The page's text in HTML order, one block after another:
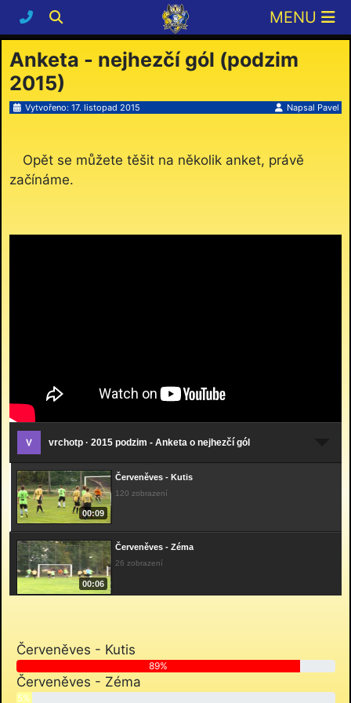
Anketa - nejhezčí gól (podzim
2015)
Napsal Pavel
Vytvořeno: 17. listopad 2015
Opět se můžete těšit na několik anket, právě
začínáme.
vrchotp · 2015 podzim - Anketa o nejhezčí gól
00:09
Červeněves - Kutis
120 zobrazení
00:06
Červeněves - Zéma
26 zobrazení
00:09
Dohalice - Igor 2
Červeněves - Kutis
89%
Červeněves - Zéma
5%